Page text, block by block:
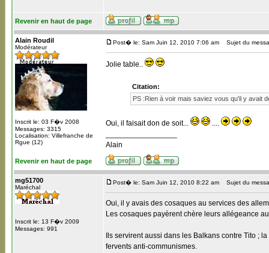
Revenir en haut de page
Alain Roudil
Modérateur
Inscrit le: 03 F�v 2008
Messages: 3315
Localisation: Villefranche de
Rgue (12)
Post� le: Sam Juin 12, 2010 7:06 am Sujet du
Jolie table..
Citation:
PS :Rien à voir mais saviez vous qu'il y avait
Oui, il faisait don de soit...
....
Alain
Revenir en haut de page
mg51700
Maréchal
Inscrit le: 13 F�v 2009
Messages: 991
Post� le: Sam Juin 12, 2010 8:22 am Sujet du
Oui, il y avais des cosaques au services des
Les cosaques payèrent chère leurs allégeance
Ils servirent aussi dans les Balkans contre Tito ;
fervents anti-communismes.